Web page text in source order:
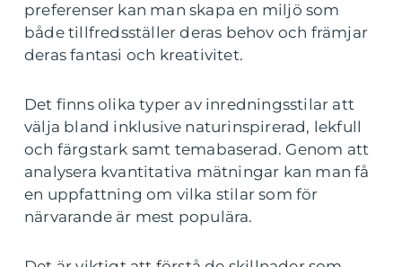
preferenser kan man skapa en miljö som
både tillfredsställer deras behov och främjar
deras fantasi och kreativitet.
Det finns olika typer av inredningsstilar att
välja bland inklusive naturinspirerad, lekfull
och färgstark samt temabaserad. Genom att
analysera kvantitativa mätningar kan man få
en uppfattning om vilka stilar som för
närvarande är mest populära.